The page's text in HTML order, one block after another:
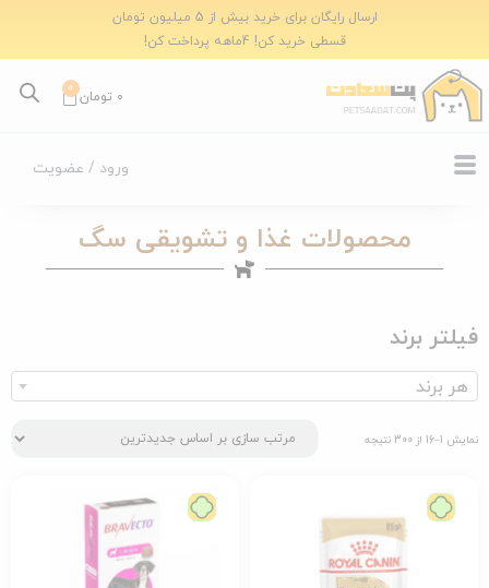
ارسال رایگان برای خرید بیش از 5 میلیون تومان
قسطی خرید کن! 4ماهه پرداخت کن!
0 تومان
0
ورود / عضویت
محصولات غذا و تشویقی سگ
فیلتر برند
هر برند
نمایش 1–16 از 300 نتیجه